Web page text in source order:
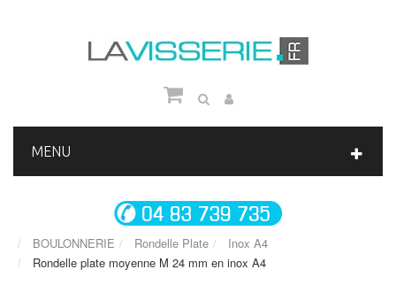
MENU
BOULONNERIE Rondelle Plate
Inox A4
Rondelle plate moyenne M 24 mm en inox A4